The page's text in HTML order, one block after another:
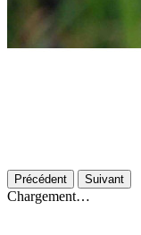
Précédent Suivant
Chargement…